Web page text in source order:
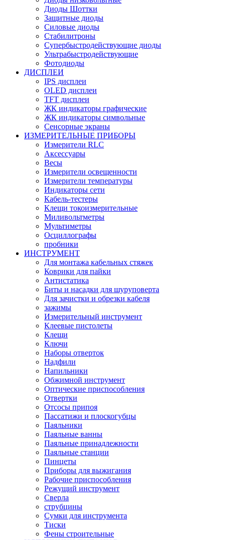
Диоды Шоттки
Защитные диоды
Силовые диоды
Стабилитроны
Супербыстродействующие диоды
Ультрабыстродействующие
Фотодиоды
ДИСПЛЕИ
IPS дисплеи
OLED дисплеи
TFT дисплеи
ЖК индикаторы графические
ЖК индикаторы символьные
Сенсорные экраны
ИЗМЕРИТЕЛЬНЫЕ ПРИБОРЫ
Измерители RLC
Аксессуары
Весы
Измерители освещенности
Измерители температуры
Индикаторы сети
Кабель-тестеры
Клещи токоизмерительные
Миливольтметры
Мультиметры
Осциллографы
пробники
ИНСТРУМЕНТ
Для монтажа кабельных стяжек
Коврики для пайки
Антистатика
Биты и насадки для шуруповерта
Для зачистки и обрезки кабеля
зажимы
Измерительный инструмент
Клеевые пистолеты
Клещи
Ключи
Наборы отверток
Надфили
Напильники
Обжимной инструмент
Оптические приспособления
Отвертки
Отсосы припоя
Пассатижи и плоскогубцы
Паяльники
Паяльные ванны
Паяльные принадлежности
Паяльные станции
Пинцеты
Приборы для выжигания
Рабочие приспособления
Режущий инструмент
Сверла
струбцины
Сумки для инструмента
Тиски
Фены строительные